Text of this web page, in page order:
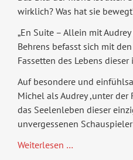
wirklich? Was hat sie
„En Suite – Allein mit
Behrens befasst sich mit
Fassetten des Lebens
Auf besondere und
Michel als Audrey ,unter der
das Seelenleben dieser
unvergessenen
Weiterlesen …